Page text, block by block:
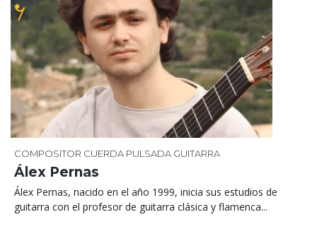
COMPOSITOR CUERDA PULSADA GUITARRA
Álex Pernas
Álex Pernas, nacido en el año 1999, inicia sus estudios de
guitarra con el profesor de guitarra clásica y flamenca...